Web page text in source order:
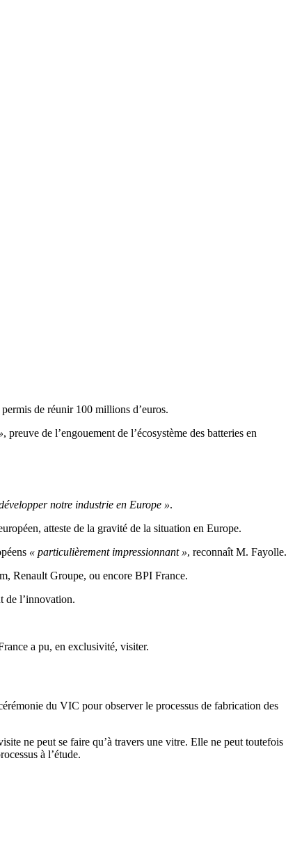
de réunir 100 millions d’euros.
, preuve de l’engouement de l’écosystème des batteries en
notre industrie en Europe ».
atteste de la gravité de la situation en Europe.
« particulièrement impressionnant », reconnaît M. Fayolle.
Renault Groupe, ou encore BPI France.
de l’innovation.
a pu, en exclusivité, visiter.
du VIC pour observer le processus de fabrication des
ne peut se faire qu’à travers une vitre. Elle ne peut toutefois
à l’étude.